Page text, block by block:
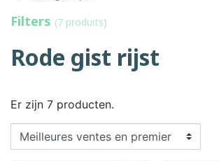
Filters (7 produits)
Rode gist rijst
Er zijn 7 producten.